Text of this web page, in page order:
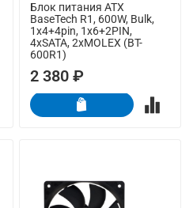
Блок питания ATX
BaseTech R1, 600W, Bulk,
1x4+4pin, 1x6+2PIN,
4xSATA, 2xMOLEX (BT-
600R1)
2 380 ₽